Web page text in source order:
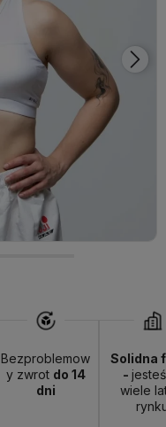
Bezproblemow
y zwrot do 14
dni
Solidna
-
wiele